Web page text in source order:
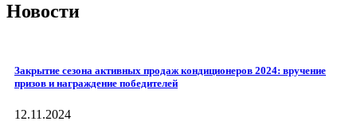
Новости
Закрытие сезона активных продаж кондиционеров 2024: вручение
призов и награждение победителей
12.11.2024